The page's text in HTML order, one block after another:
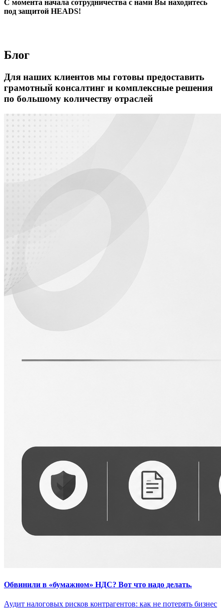
С момента начала сотрудничества с нами Вы находитесь
под защитой HEADS!
Блог
Для наших клиентов мы готовы предоставить
грамотный консалтинг и комплексные решения
по большому количеству отраслей
Обвинили в «бумажном» НДС? Вот что надо делать.
Аудит налоговых рисков контрагентов: как не потерять бизнес